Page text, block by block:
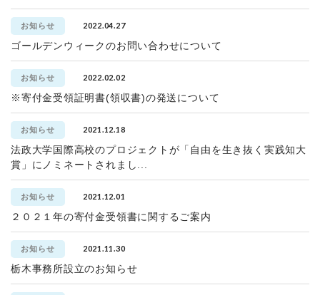
お知らせ 2022.04.27
ゴールデンウィークのお問い合わせについて
お知らせ 2022.02.02
※寄付金受領証明書(領収書)の発送について
お知らせ 2021.12.18
法政大学国際高校のプロジェクトが「自由を生き抜く実践知大
賞」にノミネートされまし...
お知らせ 2021.12.01
２０２１年の寄付金受領書に関するご案内
お知らせ 2021.11.30
栃木事務所設立のお知らせ